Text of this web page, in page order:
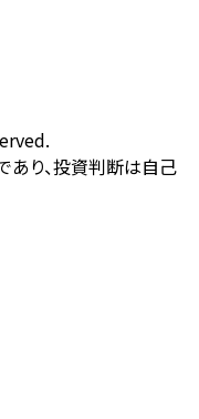
あり、投資判断は自己